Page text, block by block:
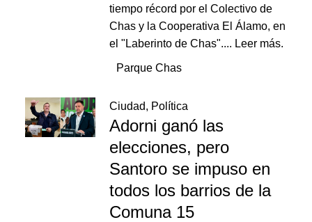
tiempo récord por el Colectivo de
Chas y la Cooperativa El Álamo, en
el "Laberinto de Chas".... Leer más.
Parque Chas
Ciudad, Política
Adorni ganó las
elecciones, pero
Santoro se impuso en
todos los barrios de la
Comuna 15